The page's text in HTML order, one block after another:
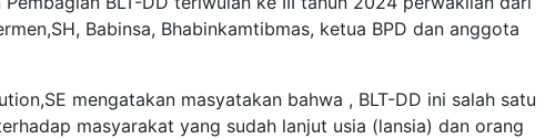
Babinsa, Bhabinkamtibmas, ketua BPD dan anggota
mengatakan masyatakan bahwa , BLT-DD ini salah satu
masyarakat yang sudah lanjut usia (lansia) dan orang